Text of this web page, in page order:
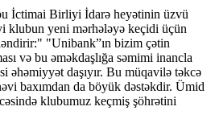
İctimai Birliyi İdarə heyətinin üzvü
klubun yeni mərhələyə keçidi üçün
"Unibank”ın bizim çətin
və bu əməkdaşlığa səmimi inancla
əhəmiyyət daşıyır. Bu müqavilə təkcə
baxımdan da böyük dəstəkdir. Ümid
klubumuz keçmiş şöhrətini